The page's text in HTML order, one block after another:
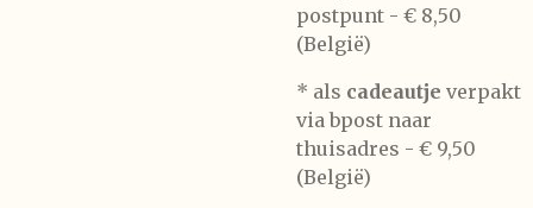
postpunt - € 8,50
(België)
* als cadeautje verpakt
via bpost naar
thuisadres - € 9,50
(België)